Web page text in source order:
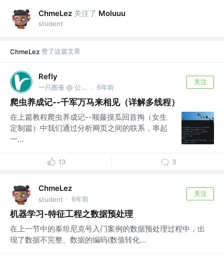
ChmeLez 关注了 Moluuu
student
ChmeLez 赞了这篇文章
Refly
一只图雀 @ 公众号「图雀社区」 · 6年前
关注
爬虫养成记--千军万马来相见（详解多线程）
在上篇教程爬虫养成记--顺藤摸瓜回首掏（女生
定制篇）中我们通过分析网页之间的联系，串起
一...
13 3
ChmeLez
student · 6年前
关注
机器学习-特征工程之数据预处理
在上一节中的泰坦尼克号入门案例的数据预处理过程中，出
现了数据不完整、数据的编码(数值转化...